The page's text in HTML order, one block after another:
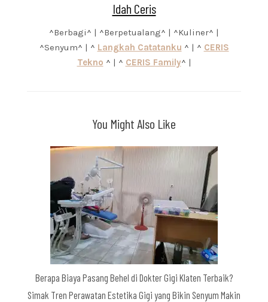
Idah Ceris
^Berbagi^ | ^Berpetualang^ | ^Kuliner^ |
^Senyum^ | ^ Langkah Catatanku ^ | ^ CERIS
Tekno ^ | ^ CERIS Family^ |
You Might Also Like
Berapa Biaya Pasang Behel di Dokter Gigi Klaten Terbaik?
Simak Tren Perawatan Estetika Gigi yang Bikin Senyum Makin